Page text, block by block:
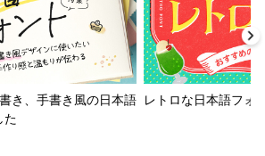
き、手書き風の日本語
た
レトロな日本語フォ